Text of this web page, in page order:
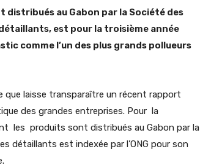
au Gabon par la Société des
est pour la troisième année
comme l’un des plus grands pollueurs
que laisse transparaître un récent rapport
des grandes entreprises. Pour la
les produits sont distribués au Gabon par la
détaillants est indexée par l’ONG pour son